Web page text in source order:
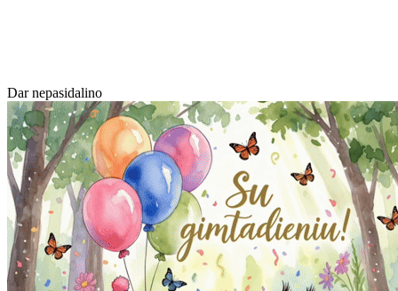
Dar nepasidalino